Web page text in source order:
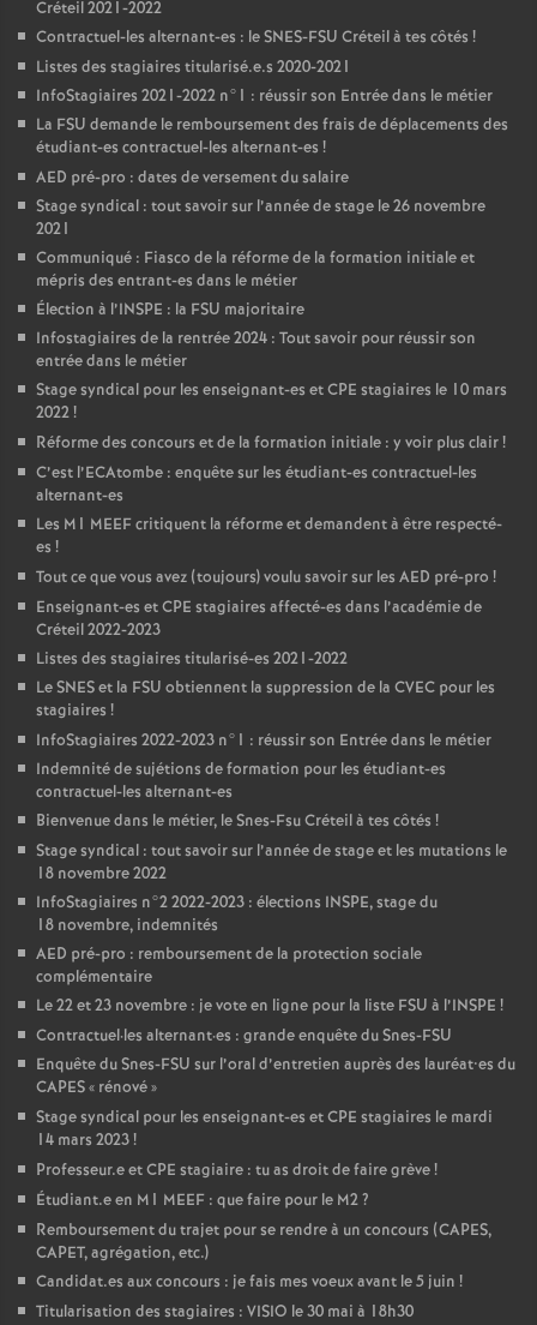
Créteil 2021-2022
Contractuel-les alternant-es : leSNES-FSU Créteil à tes côtés !
Listes des stagiaires titularisé.e.s 2020-2021
InfoStagiaires 2021-2022 n°1 : réussir son Entrée dans le métier
La FSU demande le remboursement des frais de déplacements des
étudiant-es contractuel-les alternant-es !
AED pré-pro : dates de versement du salaire
Stage syndical : tout savoir sur l’année de stage le 26 novembre
2021
Communiqué : Fiasco de la réforme de la formation initiale et
mépris des entrant-es dans le métier
Élection à l’INSPE : la FSU majoritaire
Infostagiaires de la rentrée 2024 : Tout savoir pour réussir son
entrée dans le métier
Stage syndical pour les enseignant-es etCPE stagiaires le 10 mars
2022!
Réforme des concours et de la formation initiale : y voir plus clair!
C’est l’ECAtombe : enquête sur les étudiant-es contractuel-les
alternant-es
Les M1 MEEFcritiquent la réforme et demandent à être respecté-
es !
Tout ce que vous avez (toujours) voulu savoir sur les AED pré-pro !
Enseignant-es etCPE stagiaires affecté-es dans l’académie de
Créteil 2022-2023
Listes des stagiaires titularisé-es 2021-2022
LeSNESet la FSU obtiennent la suppression de la CVEC pour les
stagiaires !
InfoStagiaires 2022-2023 n°1 : réussir son Entrée dans le métier
Indemnité de sujétions de formation pour les étudiant-es
contractuel-les alternant-es
Bienvenue dans le métier, le Snes-Fsu Créteil à tes côtés !
Stage syndical : tout savoir sur l’année de stage et les mutations le
18 novembre 2022
InfoStagiaires n°2 2022-2023 : élections INSPE, stage du
18 novembre, indemnités
AED pré-pro : remboursement de la protection sociale
complémentaire
Le 22 et 23 novembre : je vote en ligne pour la liste FSU à l’INSPE !
Contractuel·les alternant·es : grande enquête du Snes-FSU
Enquête du Snes-FSU sur l’oral d’entretien auprès des lauréat•es du
CAPES« rénové»
Stage syndical pour les enseignant-es etCPE stagiaires le mardi
14 mars 2023!
Professeur.e etCPE stagiaire : tu as droit de faire grève!
Étudiant.e en M1 MEEF : que faire pour le M2?
Remboursement du trajet pour se rendre à un concours (CAPES,
CAPET, agrégation, etc.)
Candidat.es aux concours : je fais mes voeux avant le 5 juin !
Titularisation des stagiaires : VISIO le 30 mai à 18h30